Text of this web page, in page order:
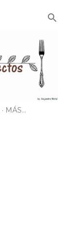
MÁS…